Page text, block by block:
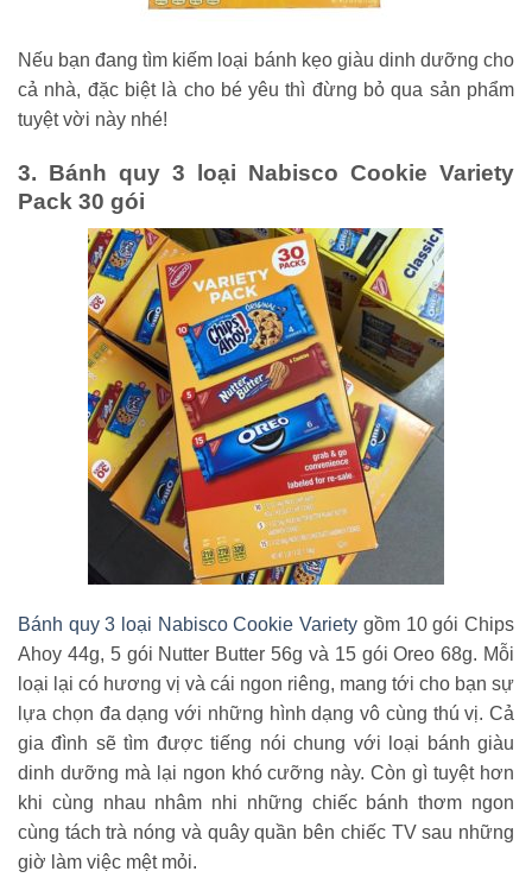
Nếu bạn đang tìm kiếm loại bánh kẹo giàu dinh dưỡng cho
cả nhà, đặc biệt là cho bé yêu thì đừng bỏ qua sản phẩm
tuyệt vời này nhé!
3. Bánh quy 3 loại Nabisco Cookie Variety
Pack 30 gói
Bánh quy 3 loại Nabisco Cookie Variety gồm 10 gói Chips
Ahoy 44g, 5 gói Nutter Butter 56g và 15 gói Oreo 68g. Mỗi
loại lại có hương vị và cái ngon riêng, mang tới cho bạn sự
lựa chọn đa dạng với những hình dạng vô cùng thú vị. Cả
gia đình sẽ tìm được tiếng nói chung với loại bánh giàu
dinh dưỡng mà lại ngon khó cưỡng này. Còn gì tuyệt hơn
khi cùng nhau nhâm nhi những chiếc bánh thơm ngon
cùng tách trà nóng và quây quần bên chiếc TV sau những
giờ làm việc mệt mỏi.